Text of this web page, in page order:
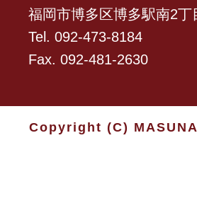
福岡市博多区博多駅南2丁
Tel. 092-473-8184
Fax. 092-481-2630
Copyright (C)